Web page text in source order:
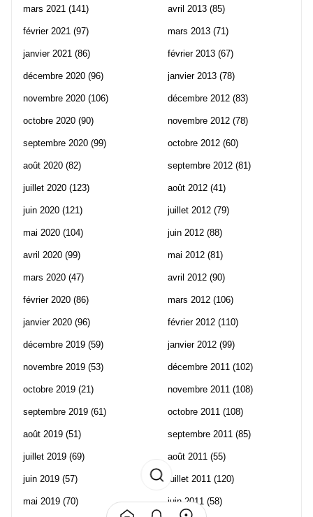
mars 2021 (141)
février 2021 (97)
janvier 2021 (86)
décembre 2020 (96)
novembre 2020 (106)
octobre 2020 (90)
septembre 2020 (99)
août 2020 (82)
juillet 2020 (123)
juin 2020 (121)
mai 2020 (104)
avril 2020 (99)
mars 2020 (47)
février 2020 (86)
janvier 2020 (96)
décembre 2019 (59)
novembre 2019 (53)
octobre 2019 (21)
septembre 2019 (61)
août 2019 (51)
juillet 2019 (69)
juin 2019 (57)
mai 2019 (70)
avril 2013 (85)
mars 2013 (71)
février 2013 (67)
janvier 2013 (78)
décembre 2012 (83)
novembre 2012 (78)
octobre 2012 (60)
septembre 2012 (81)
août 2012 (41)
juillet 2012 (79)
juin 2012 (88)
mai 2012 (81)
avril 2012 (90)
mars 2012 (106)
février 2012 (110)
janvier 2012 (99)
décembre 2011 (102)
novembre 2011 (108)
octobre 2011 (108)
septembre 2011 (85)
août 2011 (55)
juillet 2011 (120)
juin 2011 (58)